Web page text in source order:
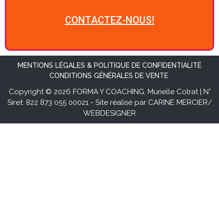
CONTACTEZ-NOUS!
MENTIONS LÉGALES & POLITIQUE DE CONFIDENTIALITÉ
CONDITIONS GÉNÉRALES DE VENTE
Copyright © 2026 FORMA Y COACHING, Murielle Colrat | N°
Siret: 822 873 055 00021 - Site réalisé par CARINE MERCIER/
WEBDESIGNER